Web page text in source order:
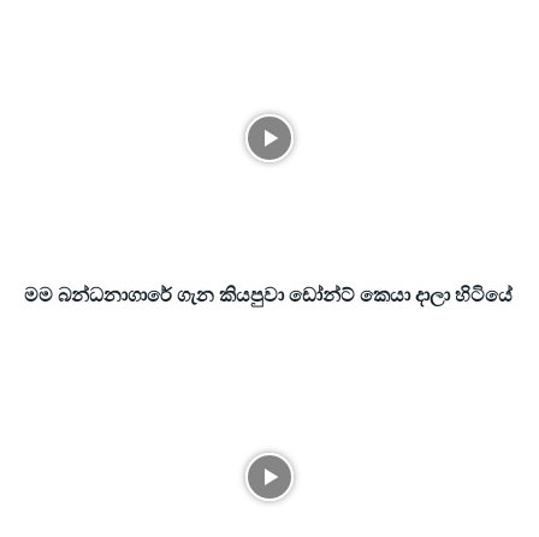
මම බන්ධනාගාරේ ගැන කියපුවා ඩෝන්ට් කෙයා දාලා හිටියේ